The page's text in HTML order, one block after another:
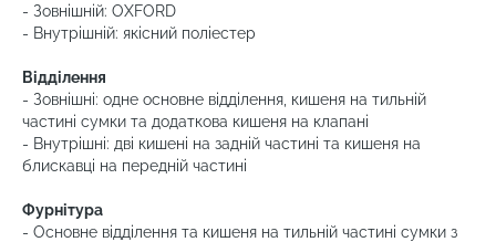
- Зовнішній: OXFORD
- Внутрішній: якісний поліестер
Відділення
- Зовнішні: одне основне відділення, кишеня на тильній
частині сумки та додаткова кишеня на клапані
- Внутрішні: дві кишені на задній частині та кишеня на
блискавці на передній частині
Фурнітура
- Основне відділення та кишеня на тильній частині сумки з